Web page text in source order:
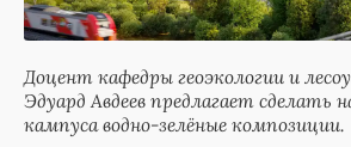
Доцент кафедры геоэкологии и
Эдуард Авдеев предлагает сделать
кампуса водно-зелёные композиции.